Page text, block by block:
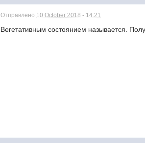
Отправлено 10 October 2018 - 14:21
Вегетативным состоянием называется.